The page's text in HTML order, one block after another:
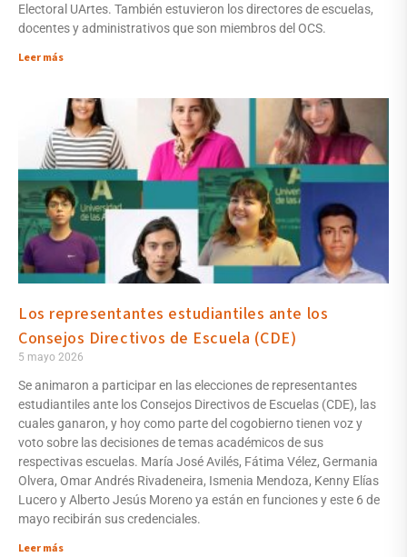
Electoral UArtes. También estuvieron los directores de escuelas,
docentes y administrativos que son miembros del OCS.
Leer más
Los representantes estudiantiles ante los
Consejos Directivos de Escuela (CDE)
5 mayo 2026
Se animaron a participar en las elecciones de representantes
estudiantiles ante los Consejos Directivos de Escuelas (CDE), las
cuales ganaron, y hoy como parte del cogobierno tienen voz y
voto sobre las decisiones de temas académicos de sus
respectivas escuelas. María José Avilés, Fátima Vélez, Germania
Olvera, Omar Andrés Rivadeneira, Ismenia Mendoza, Kenny Elías
Lucero y Alberto Jesús Moreno ya están en funciones y este 6 de
mayo recibirán sus credenciales.
Leer más